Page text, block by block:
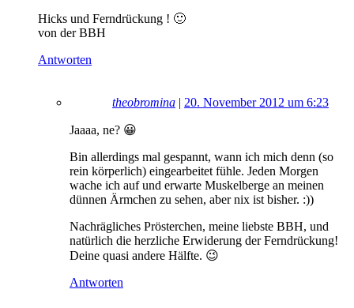
Hicks und Ferndrückung ! 🙂
von der BBH
Antworten
theobromina | 20. November 2012 um 6:23
Jaaaa, ne? 😀
Bin allerdings mal gespannt, wann ich mich denn (so
rein körperlich) eingearbeitet fühle. Jeden Morgen
wache ich auf und erwarte Muskelberge an meinen
dünnen Ärmchen zu sehen, aber nix ist bisher. :))
Nachrägliches Prösterchen, meine liebste BBH, und
natürlich die herzliche Erwiderung der Ferndrückung!
Deine quasi andere Hälfte. 😉
Antworten